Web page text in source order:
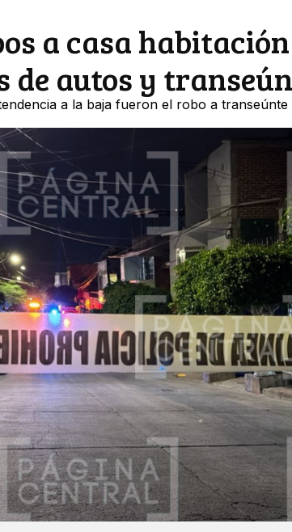
a casa habitación
de autos y
a la baja fueron el robo a